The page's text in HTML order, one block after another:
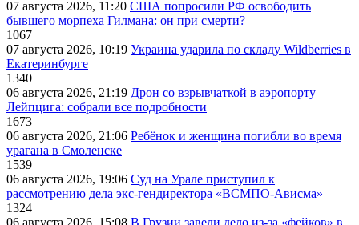
07 августа 2026, 11:20 США попросили РФ освободить
бывшего морпеха Гилмана: он при смерти?
1067
07 августа 2026, 10:19 Украина ударила по складу Wildberries в
Екатеринбурге
1340
06 августа 2026, 21:19 Дрон со взрывчаткой в аэропорту
Лейпцига: собрали все подробности
1673
06 августа 2026, 21:06 Ребёнок и женщина погибли во время
урагана в Смоленске
1539
06 августа 2026, 19:06 Суд на Урале приступил к
рассмотрению дела экс-гендиректора «ВСМПО-Ависма»
1324
06 августа 2026, 15:08 В Грузии завели дело из-за «фейков» в